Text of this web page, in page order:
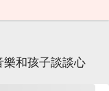
樂和孩子談談心